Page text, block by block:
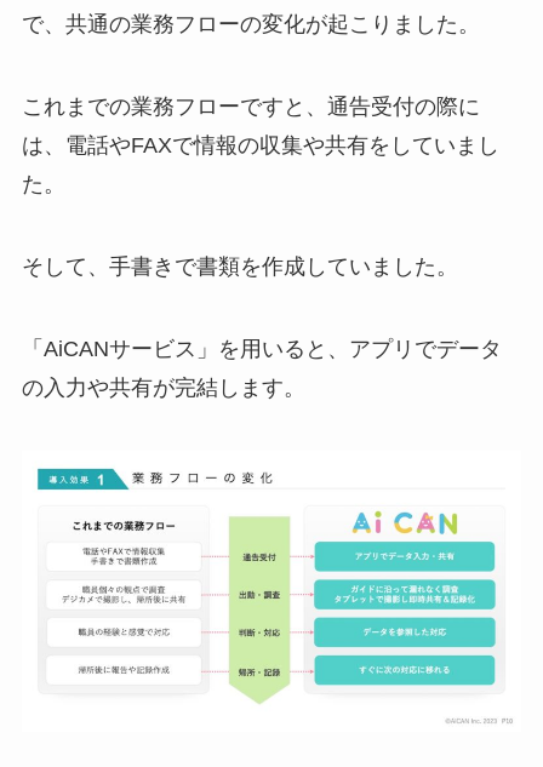
で、共通の業務フローの変化が起こりました。
これまでの業務フローですと、通告受付の際に
は、電話やFAXで情報の収集や共有をしていまし
た。
そして、手書きで書類を作成していました。
「AiCANサービス」を用いると、アプリでデータ
の入力や共有が完結します。